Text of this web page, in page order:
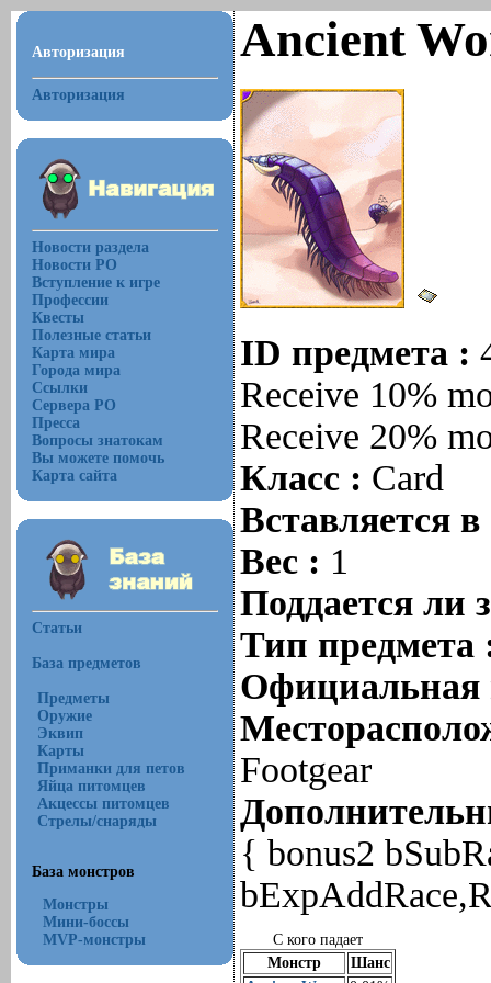
Авторизация
Авторизация
Новости раздела
Новости РО
Вступление к игре
Профессии
Квесты
Полезные статьи
Карта мира
Города мира
Ссылки
Сервера РО
Пресса
Вопросы знатокам
Вы можете помочь
Карта сайта
Статьи
База предметов
Предметы
Оружие
Эквип
Карты
Приманки для петов
Яйца питомцев
Акцессы питомцев
Стрелы/снаряды
База монстров
Монстры
Мини-боссы
MVP-монстры
Ancient
ID предмета :
Receive 10%
Receive 20%
Класс : Card
Вставляется
Вес : 1
Поддается ли
Тип
Footgear
{ bonus2
С кого падает
Монстр
Шанс